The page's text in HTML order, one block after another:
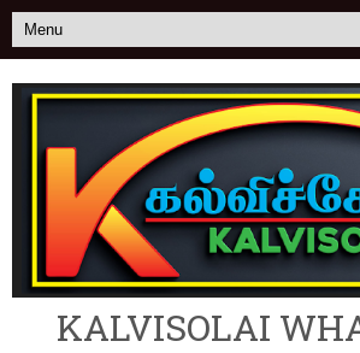
KALVISOLAI